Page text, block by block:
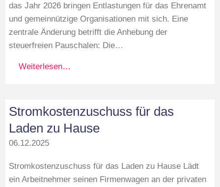
das Jahr 2026 bringen Entlastungen für das Ehrenamt
und gemeinnützige Organisationen mit sich. Eine
zentrale Änderung betrifft die Anhebung der
steuerfreien Pauschalen: Die…
Weiterlesen…
Stromkostenzuschuss für das
Laden zu Hause
06.12.2025
Stromkostenzuschuss für das Laden zu Hause Lädt
ein Arbeitnehmer seinen Firmenwagen an der privaten